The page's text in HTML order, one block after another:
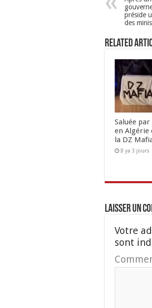
préside
des
Related
Saluée
en Algérie
la DZ
Il ya 3 jours
Laisser un
Votre
sont